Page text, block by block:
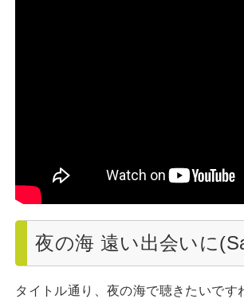
夜の海 遠い出会いに
タイトル通り、夜の海で聴きたいです